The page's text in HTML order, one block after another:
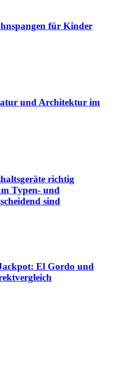
für Kinder
und Architektur im
richtig
Typen- und
sind
El Gordo und